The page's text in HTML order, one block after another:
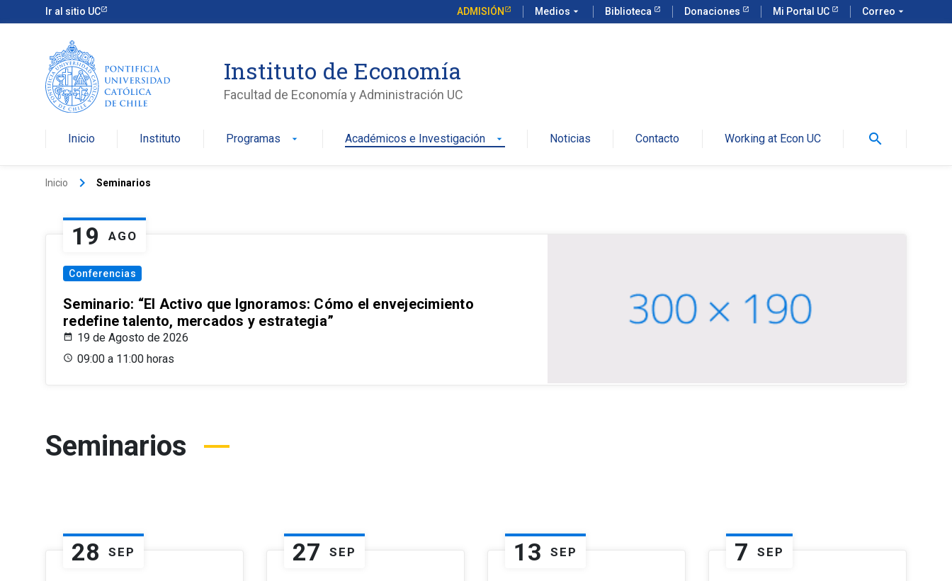
Ir al sitio UC ADMISIÓN Medios arrow_drop_down Biblioteca Donaciones Mi Portal UC Correo arrow_drop_down
Instituto de Economía
Facultad de Economía y Administración UC
Inicio Instituto Programas arrow_drop_down Académicos e Investigación arrow_drop_down Noticias Contacto Working at Econ UC search
Inicio keyboard_arrow_right Seminarios
19 AGO
Conferencias
Seminario: “El Activo que Ignoramos: Cómo el envejecimiento
redefine talento, mercados y estrategia”
19 de Agosto de 2026
09:00 a 11:00 horas
Seminarios
28 SEP 27 SEP 13 SEP 7 SEP